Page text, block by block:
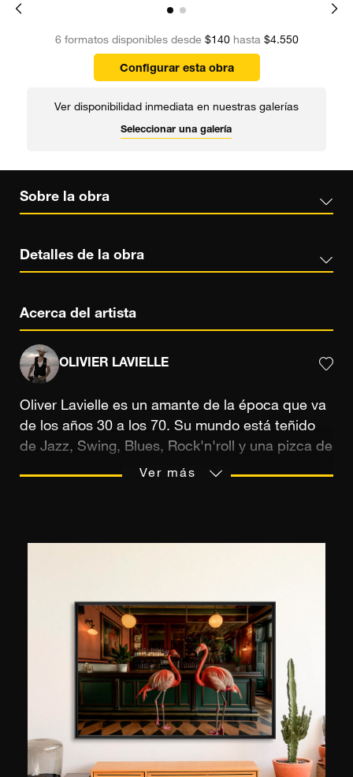
6 formatos disponibles desde $140hasta $4.550
Configurar esta obra
Ver disponibilidad inmediata en nuestras galerías
Seleccionar una galería
Sobre la obra
Detalles de la obra
Acerca del artista
OLIVIER LAVIELLE
Oliver Lavielle es un amante de la época que va
de los años 30 a los 70. Su mundo está teñido
de Jazz, Swing, Blues, Rock'n'roll y una pizca de
Disco. Insensible a la estética de su tiempo, sus
intimidad la relación especial que tiene con sus
juguetes, como le gusta llamarlos. Entrar en su
mundo es un poco como viajar en el tiempo y,
como Olivier también es asistente de vuelo en
una aerolínea, sólo hace falta una frase:
“¡Bienvenido a bordo!”.
Ver más